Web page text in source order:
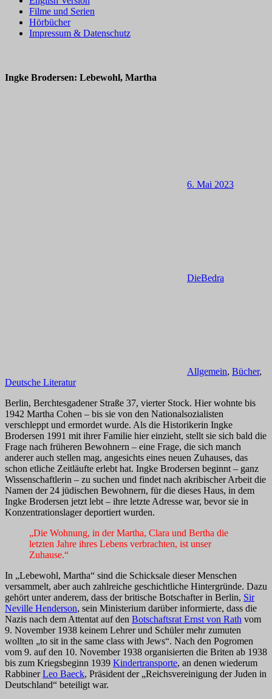
Filme und Serien
Hörbücher
Impressum & Datenschutz
Ingke Brodersen: Lebewohl, Martha
6. Mai 2023
DieBedra
Allgemein, Bücher,
Deutsche Literatur
Berlin, Berchtesgadener Straße 37, vierter Stock. Hier wohnte bis
1942 Martha Cohen – bis sie von den Nationalsozialisten
verschleppt und ermordet wurde. Als die Historikerin Ingke
Brodersen 1991 mit ihrer Familie hier einzieht, stellt sie sich bald die
Frage nach früheren Bewohnern – eine Frage, die sich manch
anderer auch stellen mag, angesichts eines neuen Zuhauses, das
schon etliche Zeitläufte erlebt hat. Ingke Brodersen beginnt – ganz
Wissenschaftlerin – zu suchen und findet nach akribischer Arbeit die
Namen der 24 jüdischen Bewohnern, für die dieses Haus, in dem
Ingke Brodersen jetzt lebt – ihre letzte Adresse war, bevor sie in
Konzentrationslager deportiert wurden.
„Die Wohnung, in der Martha, Clara und Bertha die
letzten Jahre ihres Lebens verbrachten, ist unser
Zuhause.“
In „Lebewohl, Martha“ sind die Schicksale dieser Menschen
versammelt, aber auch zahlreiche geschichtliche Hintergründe. Dazu
gehört unter anderem, dass der britische Botschafter in Berlin, Sir
Neville Henderson, sein Ministerium darüber informierte, dass die
Nazis nach dem Attentat auf den Botschaftsrat Ernst von Rath vom
9. November 1938 keinem Lehrer und Schüler mehr zumuten
wollten „to sit in the same class with Jews“. Nach den Pogromen
vom 9. auf den 10. November 1938 organisierten die Briten ab 1938
bis zum Kriegsbeginn 1939 Kindertransporte, an denen wiederum
RabbinerLeo Baeck, Präsident der „Reichsvereinigung der Juden in
Deutschland“ beteiligt war.